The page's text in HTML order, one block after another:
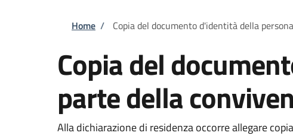
Briciole di pane
Home / Copia del documento d'identità della
Copia del
parte della
Alla dichiarazione di residenza occorre allegare